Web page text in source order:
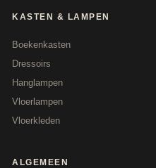
KASTEN & LAMPEN
Boekenkasten
Dressoirs
Hanglampen
Vloerlampen
Vloerkleden
ALGEMEEN